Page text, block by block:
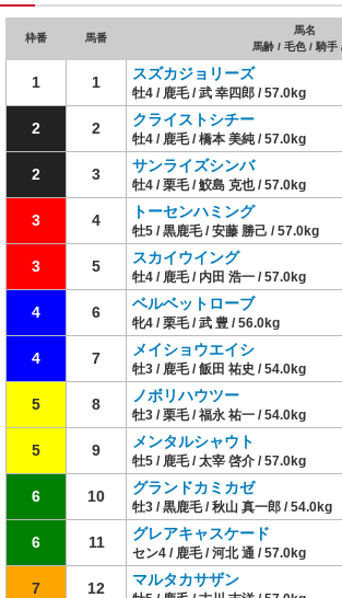
枠番 馬番
馬名
馬齢 / 毛色 / 騎手
1 1 スズカジョリーズ
牡4 / 鹿毛 / 武 幸四郎 / 57.0kg
2 2 クライストシチー
牡4 / 鹿毛 / 橋本 美純 / 57.0kg
2 3 サンライズシンバ
牡4 / 栗毛 / 鮫島 克也 / 57.0kg
3 4 トーセンハミング
牡5 / 黒鹿毛 / 安藤 勝己 / 57.0kg
3 5 スカイウイング
牡4 / 鹿毛 / 内田 浩一 / 57.0kg
4 6 ベルベットローブ
牝4 / 栗毛 / 武 豊 / 56.0kg
4 7 メイショウエイシ
牡3 / 鹿毛 / 飯田 祐史 / 54.0kg
5 8 ノボリハウツー
牡3 / 栗毛 / 福永 祐一 / 54.0kg
5 9 メンタルシャウト
牡5 / 鹿毛 / 太宰 啓介 / 57.0kg
6 10 グランドカミカゼ
牡3 / 黒鹿毛 / 秋山 真一郎 / 54.0kg
6 11 グレアキャスケード
セン4 / 鹿毛 / 河北 通 / 57.0kg
7 12 マルタカサザン